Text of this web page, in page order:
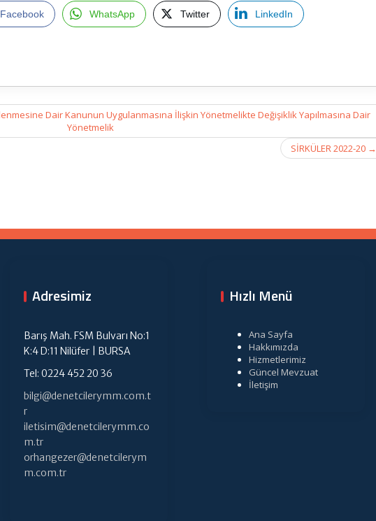
Facebook WhatsApp Twitter LinkedIn
Dair Kanunun Uygulanmasına İlişkin Yönetmelikte Değişiklik Yapılmasına Dair
Yönetmelik
SİRKÜLER 2022-20 →
Adresimiz
Barış Mah. FSM Bulvarı No:1
K:4 D:11 Nilüfer | BURSA
Tel: 0224 452 20 36
bilgi@denetcilerymm.com.t
r
iletisim@denetcilerymm.co
m.tr
orhangezer@denetcilerym
m.com.tr
Hızlı Menü
Ana Sayfa
Hakkımızda
Hizmetlerimiz
Güncel Mevzuat
İletişim